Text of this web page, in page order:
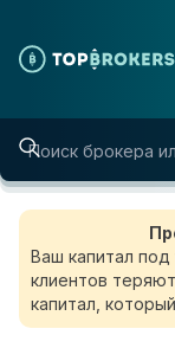
Ваш капитал под
клиентов
капитал,